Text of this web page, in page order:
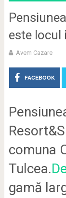
este locul
Avem Cazare
FACEBOOK
comuna
Tulcea.
gamă